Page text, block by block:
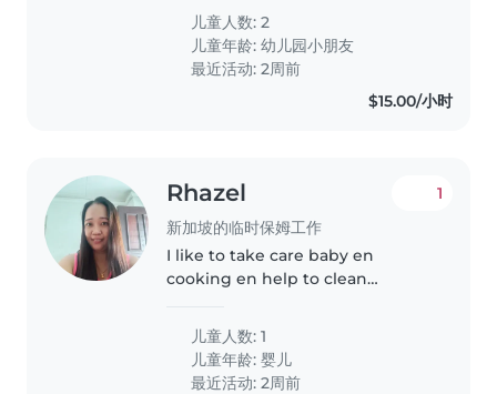
need help to watch the kids
when my shift end late at night
ard 10;00pm till I reach..
儿童人数: 2
儿童年龄:幼儿园小朋友
最近活动: 2周前
$15.00/小时
Rhazel
新加坡的临时保姆工作
1
I like to take care baby en
cooking en help to clean
儿童人数: 1
儿童年龄:婴儿
最近活动: 2周前